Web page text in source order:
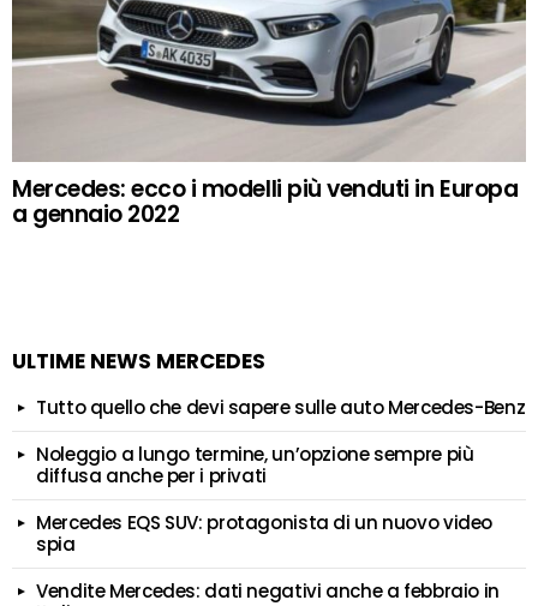
Mercedes: ecco i modelli più venduti in Europa
a gennaio 2022
ULTIME NEWS MERCEDES
Tutto quello che devi sapere sulle auto Mercedes-Benz
Noleggio a lungo termine, un’opzione sempre più
diffusa anche per i privati
Mercedes EQS SUV: protagonista di un nuovo video
spia
Vendite Mercedes: dati negativi anche a febbraio in